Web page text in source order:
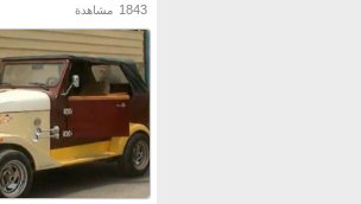
1843 مشاهدة